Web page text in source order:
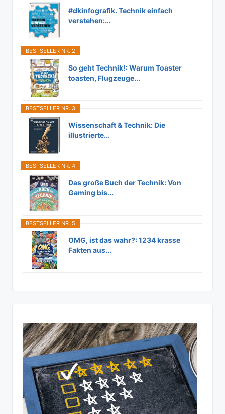
#dkinfografik. Technik einfach
verstehen:...
BESTSELLER NR. 2
So geht Technik!: Warum Toaster
toasten, Flugzeuge...
BESTSELLER NR. 3
Wissenschaft & Technik: Die
illustrierte...
BESTSELLER NR. 4
Das große Buch der Technik: Von
Gaming bis...
BESTSELLER NR. 5
OMG, ist das wahr?: 1234 krasse
Fakten aus...